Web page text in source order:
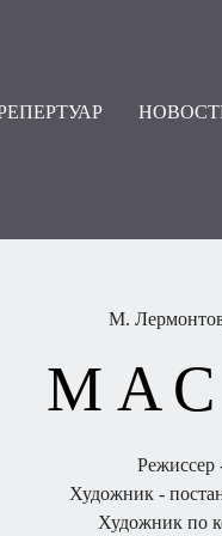
М.
Художник -
Художник по